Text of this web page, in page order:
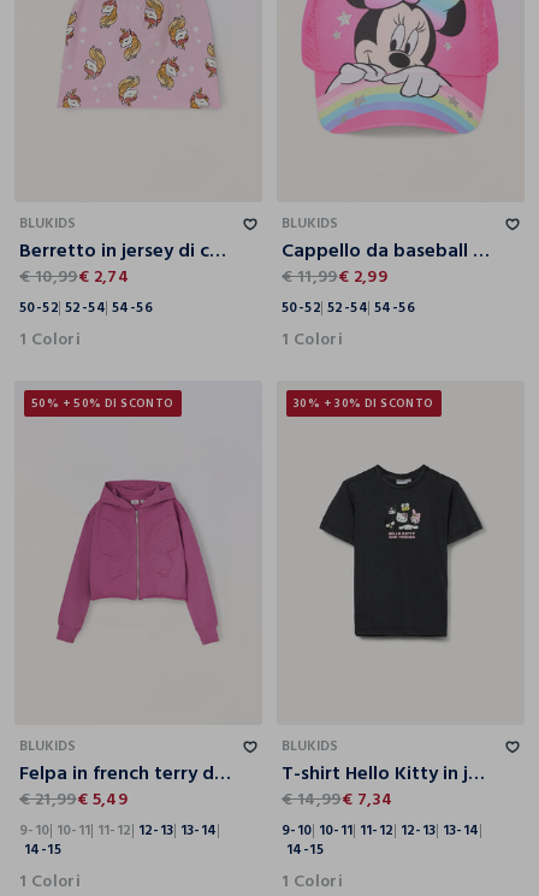
BLUKIDS
Berretto in jersey di cotone stretch
€ 10,99€ 2,74
50-52 52-54 54-56
1 Colori
BLUKIDS
Cappello da baseball in twill
€ 11,99€ 2,99
50-52 52-54 54-56
1 Colori
50% + 50% DI SCONTO
BLUKIDS
Felpa in french terry di puro cotone ragazza
€ 21,99€ 5,49
9-10 10-11 11-12 12-13 13-14
14-15
1 Colori
30% + 30% DI SCONTO
BLUKIDS
T-shirt Hello Kitty in jersey di puro cotone ragazza
€ 14,99€ 7,34
9-10 10-11 11-12 12-13 13-14
14-15
1 Colori